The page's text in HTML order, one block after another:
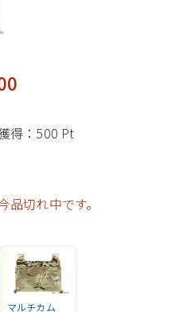
得： 500 Pt
切れ中です。
マルチカム